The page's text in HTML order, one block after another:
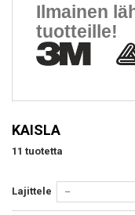
Ilmainen
tuotteille!
KAISLA
11 tuotetta
Lajittele --